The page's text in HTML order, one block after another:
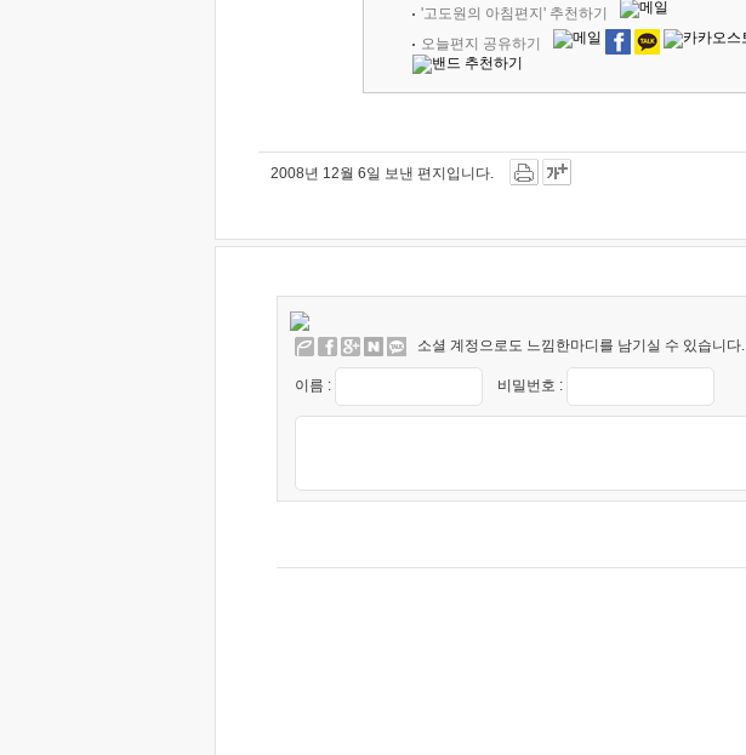
'고도원의 아침편지' 추천하기
오늘편지 공유하기
2008년 12월 6일 보낸 편지입니다.
소셜 계정으로도 느낌한마디를 남기실 수 있습니다.
이름 : 비밀번호 :